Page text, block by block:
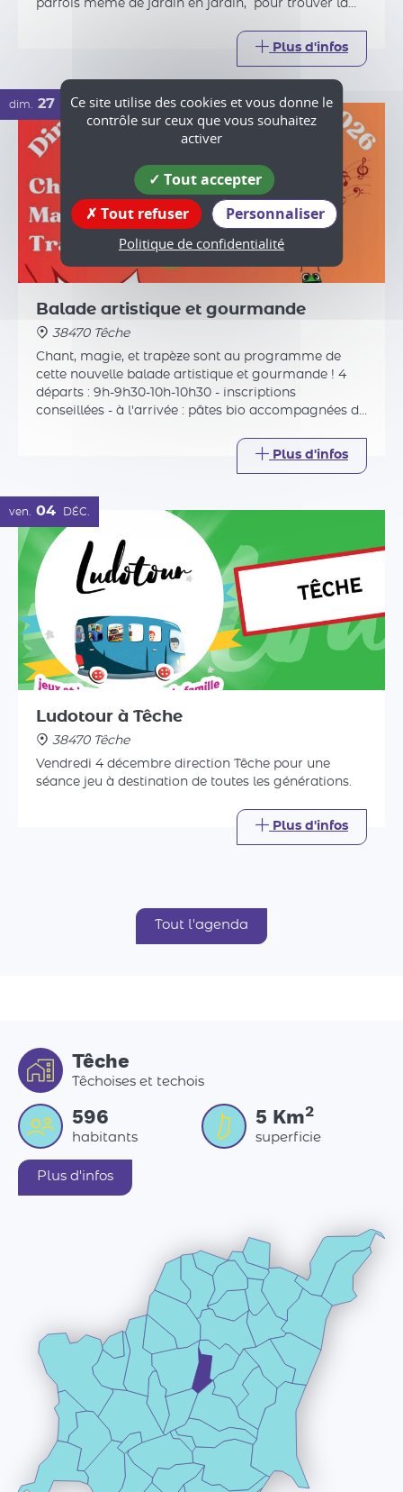
Balade artistique et gourmande
38470 Têche
Chant, magie, et trapèze sont au programme de
cette nouvelle balade artistique et gourmande ! 4
départs : 9h-9h30-10h-10h30 - inscriptions
conseillées - à l'arrivée : pâtes bio accompagnées de
produits locaux (pain, fromage, fruit)
04 DÉC.
Ludotour à Têche
38470 Têche
Vendredi 4 décembre direction Têche pour une
séance jeu à destination de toutes les générations.
Tout l'agenda
Têchoises et techois
Ce site utilise des cookies et vous donne le
contrôle sur ceux que vous souhaitez
activer
Tout accepter
Tout refuser
Personnaliser
Politique de confidentialité